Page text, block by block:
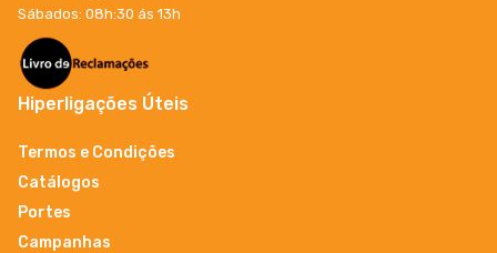
Sábados: 08h:30 ás 13h
Hiperligações Úteis
Termos e Condições
Catálogos
Portes
Campanhas